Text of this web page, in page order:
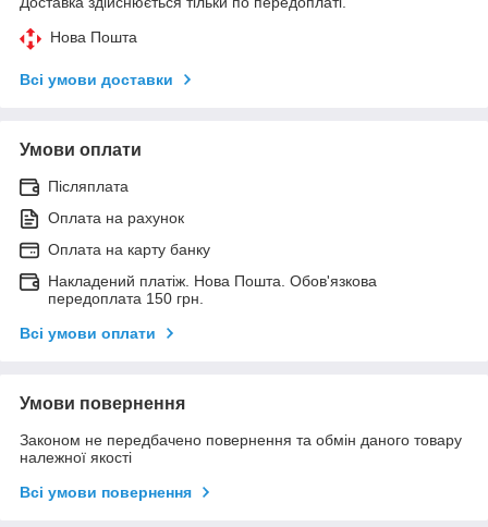
Нова Пошта
Всі умови доставки
Умови оплати
Післяплата
Оплата на рахунок
Оплата на карту банку
Накладений платіж. Нова Пошта. Обов'язкова
передоплата 150 грн.
Всі умови оплати
Умови повернення
Законом не передбачено повернення та обмін даного товару
належної якості
Всі умови повернення